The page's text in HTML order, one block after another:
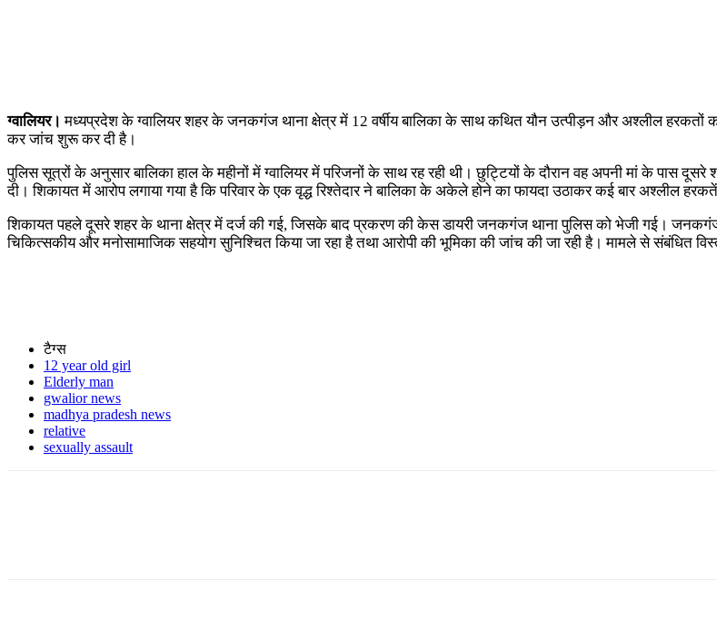
ग्वालियर। मध्यप्रदेश के ग्वालियर शहर के जनकगंज थाना क्षेत्र में 12 वर्षीय बालिका के साथ कथित यौन उत्पीड़न और अश्लील हरकतों
कर जांच शुरू कर दी है।
पुलिस सूत्रों के अनुसार बालिका हाल के महीनों में ग्वालियर में परिजनों के साथ रह रही थी। छुट्टियों के दौरान वह अपनी मां के पास
दी। शिकायत में आरोप लगाया गया है कि परिवार के एक वृद्ध रिश्तेदार ने बालिका के अकेले होने का फायदा उठाकर कई बार अश्लील
शिकायत पहले दूसरे शहर के थाना क्षेत्र में दर्ज की गई, जिसके बाद प्रकरण की केस डायरी जनकगंज थाना पुलिस को भेजी गई।
चिकित्सकीय और मनोसामाजिक सहयोग सुनिश्चित किया जा रहा है तथा आरोपी की भूमिका की जांच की जा रही है। मामले से संबंधित
टैग्स
12 year old girl
Elderly man
gwalior news
madhya pradesh news
relative
sexually assault